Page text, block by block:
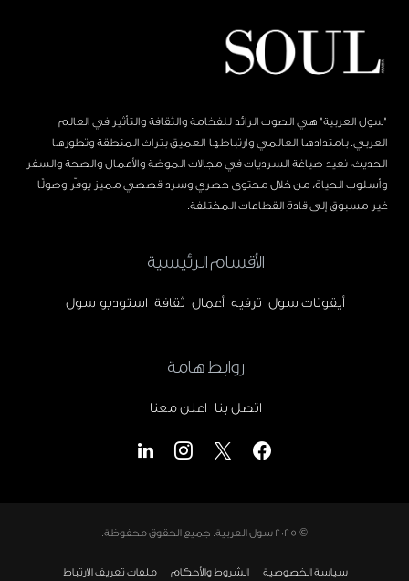
"سول العربية" هي الصوت الرائد للفخامة والثقافة والتأثير في العالم
العربي. بامتدادها العالمي وارتباطها العميق بتراث المنطقة وتطورها
الحديث، نعيد صياغة السرديات في مجالات الموضة والأعمال والصحة والسفر
وأسلوب الحياة، من خلال محتوى حصري وسرد قصصي مميز يوفّر وصولًا
غير مسبوق إلى قادة القطاعات المختلفة.
الأقسام الرئيسية
أيقونات سول ترفيه أعمال ثقافة استوديو سول
روابط هامة
اتصل بنا اعلن معنا
© 2025 سول العربية. جميع الحقوق محفوظة.
سياسة الخصوصية الشروط والأحكام ملفات تعريف الارتباط